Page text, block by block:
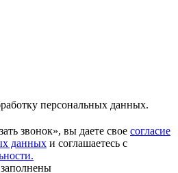
персональных данных.
звонок», вы даете свое согласие
данных и соглашаетесь с